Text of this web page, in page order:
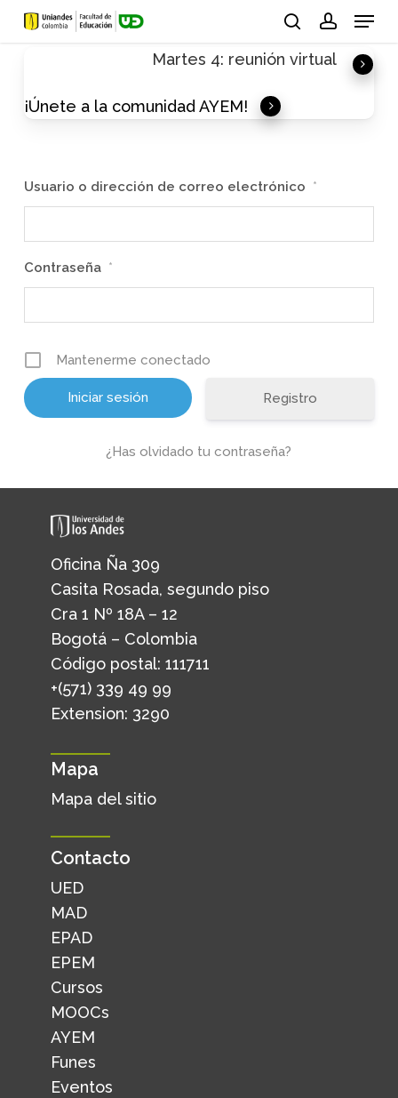
Skip
Menu
Martes 4: reunión virtual
¡Únete a la comunidad AYEM!
Usuario o dirección de correo electrónico *
Contraseña *
Mantenerme conectado
Registro
¿Has olvidado tu contraseña?
Oficina Ña 309
Casita Rosada, segundo piso
Cra 1 Nº 18A – 12
Bogotá – Colombia
Código postal: 111711
+(571) 339 49 99
Extension: 3290
Mapa
Mapa del sitio
Contacto
UED
MAD
EPAD
EPEM
Cursos
MOOCs
AYEM
Funes
Eventos